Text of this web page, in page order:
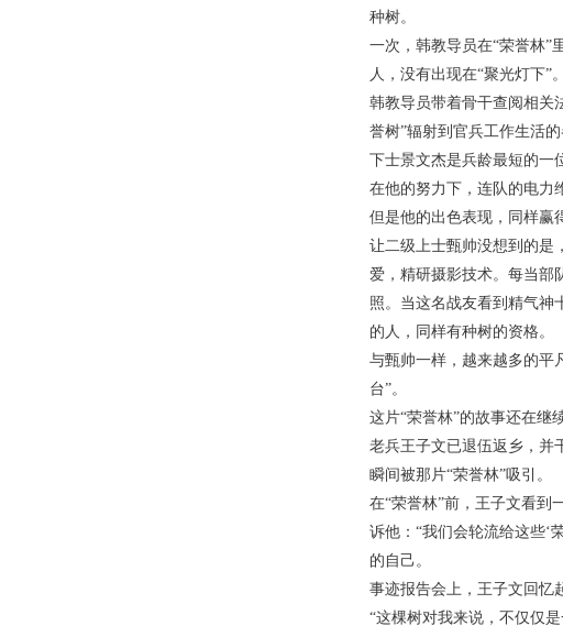
种树。
一次，韩教导员在“荣誉林”
人，没有出现在“聚光灯下”。
韩教导员带着骨干查阅相关
誉树”辐射到官兵工作生活
下士景文杰是兵龄最短的一
在他的努力下，连队的电力
但是他的出色表现，同样赢
让二级上士甄帅没想到的是
爱，精研摄影技术。每当部
照。当这名战友看到精气神
的人，同样有种树的资格。
与甄帅一样，越来越多的平
台”。
这片“荣誉林”的故事还在继
老兵王子文已退伍返乡，并
瞬间被那片“荣誉林”吸引。
在“荣誉林”前，王子文看到
诉他：“我们会轮流给这些‘
的自己。
事迹报告会上，王子文回忆
“这棵树对我来说，不仅仅